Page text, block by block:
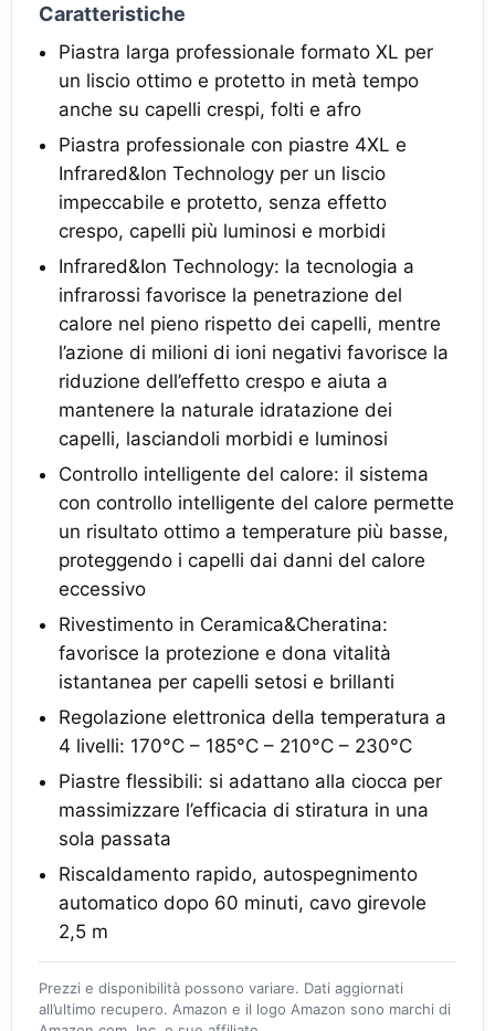
Caratteristiche
Piastra larga professionale formato XL per
un liscio ottimo e protetto in metà tempo
anche su capelli crespi, folti e afro
Piastra professionale con piastre 4XL e
Infrared&Ion Technology per un liscio
impeccabile e protetto, senza effetto
crespo, capelli più luminosi e morbidi
Infrared&Ion Technology: la tecnologia a
infrarossi favorisce la penetrazione del
calore nel pieno rispetto dei capelli, mentre
l’azione di milioni di ioni negativi favorisce la
riduzione dell’effetto crespo e aiuta a
mantenere la naturale idratazione dei
capelli, lasciandoli morbidi e luminosi
Controllo intelligente del calore: il sistema
con controllo intelligente del calore permette
un risultato ottimo a temperature più basse,
proteggendo i capelli dai danni del calore
eccessivo
Rivestimento in Ceramica&Cheratina:
favorisce la protezione e dona vitalità
istantanea per capelli setosi e brillanti
Regolazione elettronica della temperatura a
4 livelli: 170°C – 185°C – 210°C – 230°C
Piastre flessibili: si adattano alla ciocca per
massimizzare l’efficacia di stiratura in una
sola passata
Riscaldamento rapido, autospegnimento
automatico dopo 60 minuti, cavo girevole
2,5 m
Prezzi e disponibilità possono variare. Dati aggiornati
all’ultimo recupero. Amazon e il logo Amazon sono marchi di